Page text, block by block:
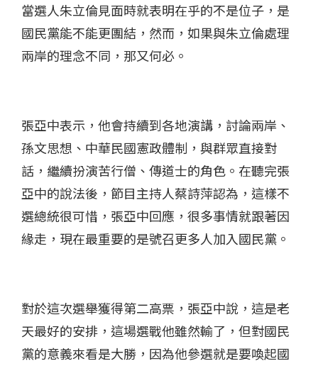
當選人朱立倫見面時就表明在乎的不是位子，是
國民黨能不能更團結，然而，如果與朱立倫處理
兩岸的理念不同，那又何必。
張亞中表示，他會持續到各地演講，討論兩岸、
孫文思想、中華民國憲政體制，與群眾直接對
話，繼續扮演苦行僧、傳道士的角色。在聽完張
亞中的說法後，節目主持人蔡詩萍認為，這樣不
選總統很可惜，張亞中回應，很多事情就跟著因
緣走，現在最重要的是號召更多人加入國民黨。
對於這次選舉獲得第二高票，張亞中說，這是老
天最好的安排，這場選戰他雖然輸了，但對國民
黨的意義來看是大勝，因為他參選就是要喚起國